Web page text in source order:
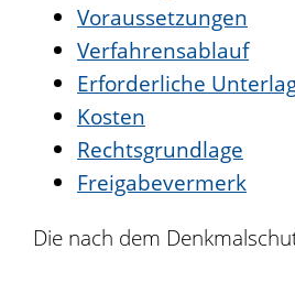
Voraussetzungen
Verfahrensablauf
Erforderliche
Kosten
Rechtsgrundlage
Freigabevermerk
Die nach dem